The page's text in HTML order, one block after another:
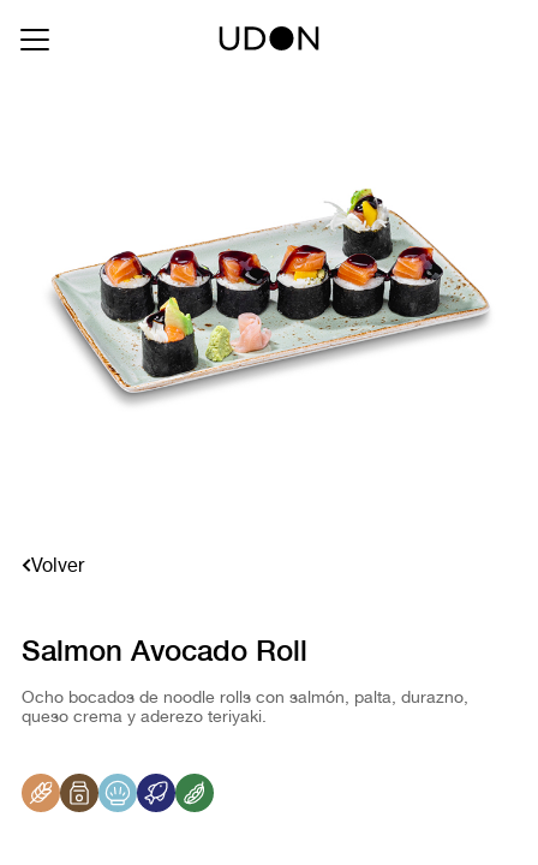
Volver
Salmon Avocado Roll
Ocho bocados de noodle rolls con salmón, palta, durazno,
queso crema y aderezo teriyaki.